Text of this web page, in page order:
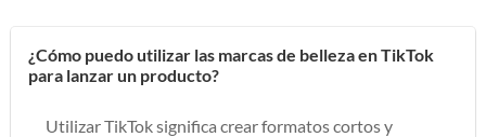
¿Cómo puedo utilizar las marcas de belleza en TikTok
para lanzar un producto?
Utilizar TikTok significa crear formatos cortos y